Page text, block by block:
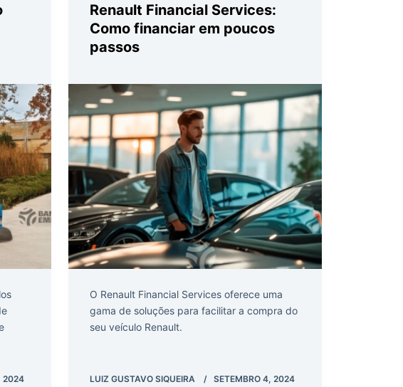
2024
Renault Financial Services:
Como financiar em poucos
passos
O Renault Financial Services oferece uma
gama de soluções para facilitar a compra do
seu veículo Renault.
LUIZ GUSTAVO SIQUEIRA SETEMBRO 4, 2024